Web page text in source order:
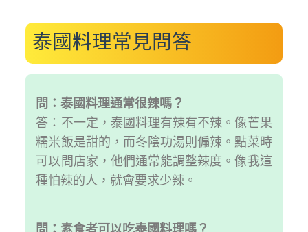
泰國料理常見問答
問：泰國料理通常很辣嗎？
答：不一定，泰國料理有辣有不辣。像芒果
糯米飯是甜的，而冬陰功湯則偏辣。點菜時
可以問店家，他們通常能調整辣度。像我這
種怕辣的人，就會要求少辣。